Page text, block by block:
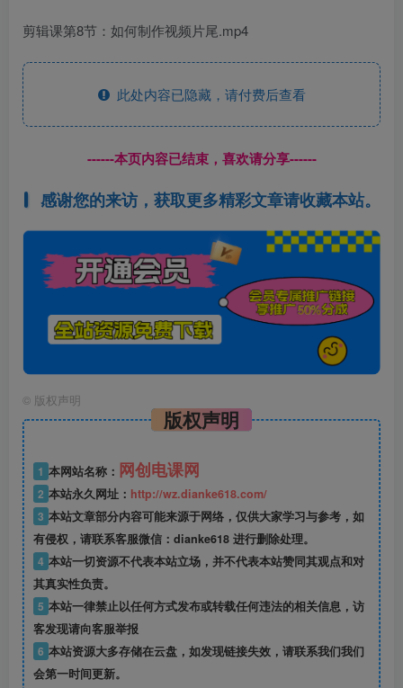
剪辑课第8节：如何制作视频片尾.mp4
此处内容已隐藏，请付费后查看
------本页内容已结束，喜欢请分享------
感谢您的来访，获取更多精彩文章请收藏本站。
© 版权声明
版权声明
1 本网站名称： 网创电课网
2 本站永久网址： http://wz.dianke618.com/
3 本站文章部分内容可能来源于网络，仅供大家学习与参考，如
有侵权，请联系客服微信：dianke618 进行删除处理。
4 本站一切资源不代表本站立场，并不代表本站赞同其观点和对
其真实性负责。
5 本站一律禁止以任何方式发布或转载任何违法的相关信息，访
客发现请向客服举报
6 本站资源大多存储在云盘，如发现链接失效，请联系我们我们
会第一时间更新。